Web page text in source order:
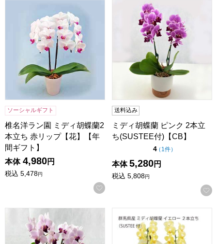
椎名洋ラン園 ミディ胡蝶蘭2本立ち 赤リップ【花】【年間ギ
ソーシャルギフト
椎名洋ラン園 ミディ胡蝶蘭2
本立ち 赤リップ【花】【年
間ギフト】
本体 4,980円
税込 5,478円
お気に入りに登録する
ミディ胡蝶蘭 ピンク 2本立
送料込み
ミディ胡蝶蘭 ピンク 2本立
ち(SUSTEE付)【CB】
4点（5点満点中）
（ 1件の評価
）
本体 5,280円
税込 5,808円
ミディ胡蝶蘭 赤リップ 2本立ち(SUSTEE付)【CB】